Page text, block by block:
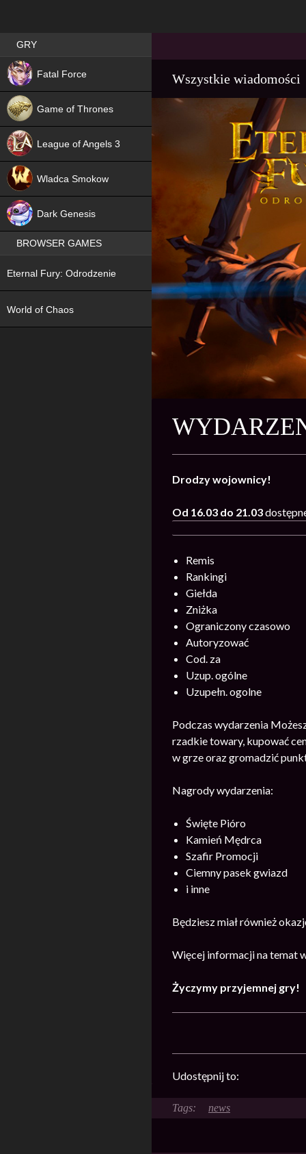
Wszystkie wiadomości
Drodzy wojownicy!
Od 16.03 do 21.03
Remis
Rankingi
Giełda
Zniżka
Ograniczony czasowo
Autoryzować
Cod. za
Uzup. ogólne
Uzupełn. ogolne
Podczas wydarzenia
rzadkie towary, kupować
w grze oraz gromadzić
Nagrody wydarzenia:
Święte Pióro
Kamień Mędrca
Szafir Promocji
Ciemny pasek gwiazd
i inne
Będziesz miał również
Więcej informacji na temat
Życzymy przyjemnej gry!
Udostępnij to:
news
Best RPG games in Poland
GRY
Fatal Force
NEW
Game of Thrones
League of Angels 3
Wladca Smokow
Dark Genesis
BROWSER GAMES
Eternal Fury: Odrodzenie
World of Chaos
NEW